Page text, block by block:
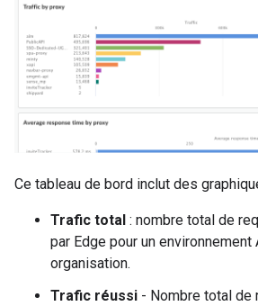
Ce tableau de bord inclut des
Trafic total : nombre total de
par Edge pour un environnement
organisation.
Trafic réussi - Nombre total de